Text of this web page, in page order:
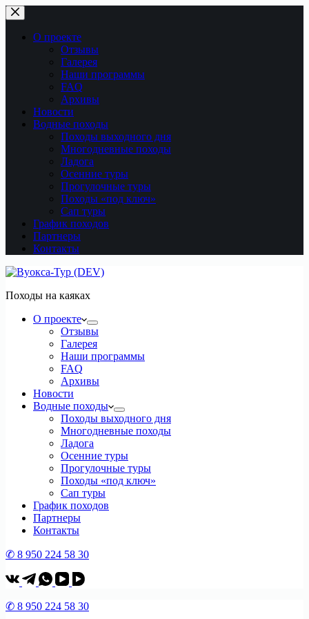
Перейти
к
сути
О проекте
Отзывы
Галерея
Наши программы
FAQ
Архивы
Новости
Водные походы
Походы выходного дня
Многодневные походы
Ладога
Осенние туры
Прогулочные туры
Походы «под ключ»
Сап туры
График походов
Партнеры
Контакты
Походы на каяках
О проекте
Отзывы
Галерея
Наши программы
FAQ
Архивы
Новости
Водные походы
Походы выходного дня
Многодневные походы
Ладога
Осенние туры
Прогулочные туры
Походы «под ключ»
Сап туры
График походов
Партнеры
Контакты
✆ 8 950 224 58 30
✆ 8 950 224 58 30